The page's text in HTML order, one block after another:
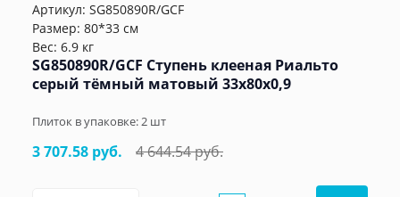
Артикул: SG850890R/GCF
Размер: 80*33 см
Вес: 6.9 кг
SG850890R/GCF Ступень клееная Риальто
серый тёмный матовый 33x80x0,9
Плиток в упаковке:2 шт
3 707.58 руб. 4 644.54 руб.